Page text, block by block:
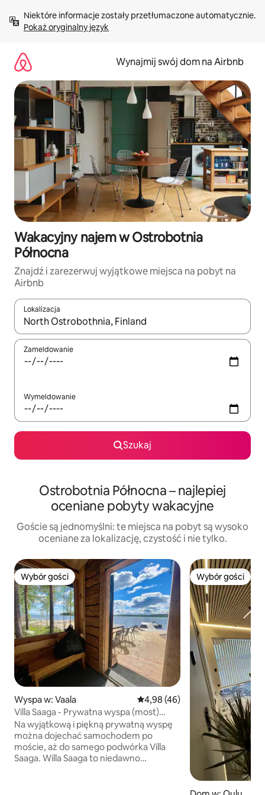
treści Pokaż oryginalny język
Wynajmij swój dom na Airbnb
Wakacyjny najem w Ostrobotnia
Północna
Znajdź i zarezerwuj wyjątkowe miejsca na pobyt na
Airbnb
Lokalizacja
Gdy wyniki będą dostępne, możesz poruszać się po nich za
Zameldowanie
Wymeldowanie
Szukaj
Ostrobotnia Północna – najlepiej
oceniane pobyty wakacyjne
Goście są jednomyślni: te miejsca na pobyt są wysoko
oceniane za lokalizację, czystość i nie tylko.
Wybór gości
Wybór gości
Wyspa w: Vaala Średnia ocena: 4,98 na 5,
4,98 (46)
Villa Saaga - Prywatna wyspa (most)
Oulujärvi
Na wyjątkową i piękną prywatną wyspę
można dojechać samochodem po
moście, aż do samego podwórka Villa
Saaga. Willa Saaga to niedawno
Wybór gości
Wybór gości